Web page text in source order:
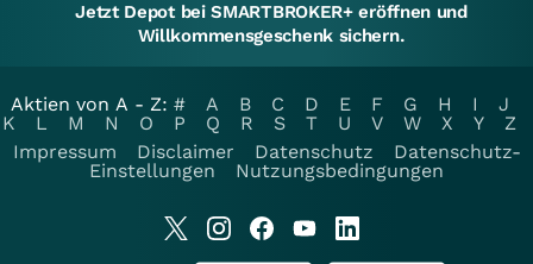
Jetzt Depot bei SMARTBROKER+ eröffnen und
Willkommensgeschenk sichern.
Aktien von A - Z: # A B C D E F G H I
J
K
L M N O P Q R S T U V W X Y
Z
Impressum
Disclaimer Datenschutz
Datenschutz-
Einstellungen
Nutzungsbedingungen